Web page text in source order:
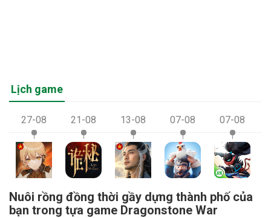
Lịch game
27-08 21-08 13-08 07-08 07-08
Nuôi rồng đồng thời gầy dựng thành phố của
bạn trong tựa game Dragonstone War